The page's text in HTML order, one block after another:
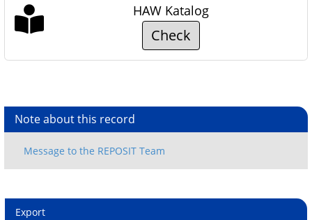
HAW Katalog
Check
Note about this record
Export